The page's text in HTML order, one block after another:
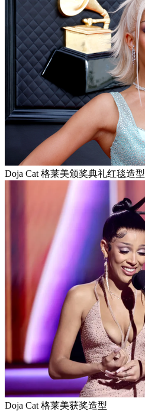
Doja Cat 格莱美颁奖典礼红毯造型
Doja Cat 格莱美获奖造型